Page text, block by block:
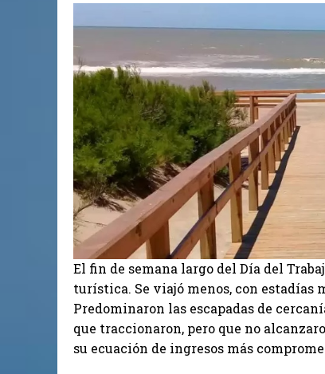
El fin de semana largo del Día del
turística. Se viajó menos, con estadías
Predominaron las escapadas de
que traccionaron, pero que no
su ecuación de ingresos más